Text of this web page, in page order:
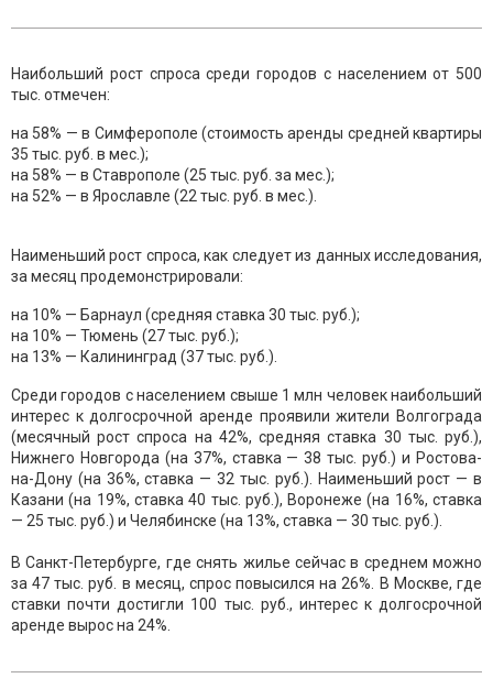
Наибольший рост спроса среди городов с населением от 500
тыс. отмечен:
на 58% — в Симферополе (стоимость аренды средней квартиры
35 тыс. руб. в мес.);
на 58% — в Ставрополе (25 тыс. руб. за мес.);
на 52% — в Ярославле (22 тыс. руб. в мес.).
Наименьший рост спроса, как следует из данных исследования,
за месяц продемонстрировали:
на 10% — Барнаул (средняя ставка 30 тыс. руб.);
на 10% — Тюмень (27 тыс. руб.);
на 13% — Калининград (37 тыс. руб.).
Среди городов с населением свыше 1 млн человек наибольший
интерес к долгосрочной аренде проявили жители Волгограда
(месячный рост спроса на 42%, средняя ставка 30 тыс. руб.),
Нижнего Новгорода (на 37%, ставка — 38 тыс. руб.) и Ростова-
на-Дону (на 36%, ставка — 32 тыс. руб.). Наименьший рост — в
Казани (на 19%, ставка 40 тыс. руб.), Воронеже (на 16%, ставка
— 25 тыс. руб.) и Челябинске (на 13%, ставка — 30 тыс. руб.).
В Санкт-Петербурге, где снять жилье сейчас в среднем можно
за 47 тыс. руб. в месяц, спрос повысился на 26%. В Москве, где
ставки почти достигли 100 тыс. руб., интерес к долгосрочной
аренде вырос на 24%.